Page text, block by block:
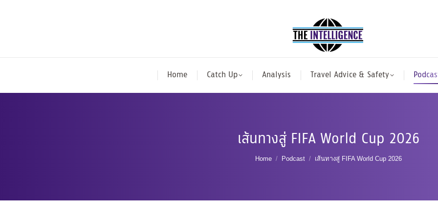
Home Catch Up Analysis Travel Advice & Safety
เส้นทางสู่ FIFA World Cup 2026
You are here:
Home Podcast เส้นทางสู่ FIFA World Cup 2026